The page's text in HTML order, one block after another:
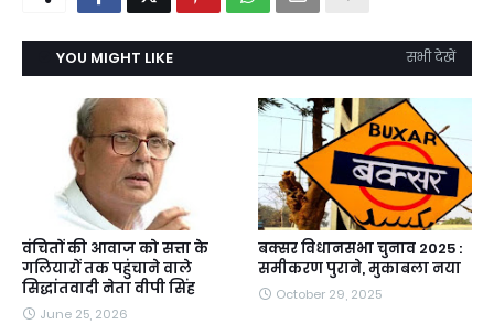
YOU MIGHT LIKE सभी देखें
वंचितों की आवाज को सत्ता के
गलियारों तक पहुंचाने वाले
सिद्धांतवादी नेता वीपी सिंह
June 25, 2026
बक्सर विधानसभा चुनाव 2025 :
समीकरण पुराने, मुकाबला नया
October 29, 2025